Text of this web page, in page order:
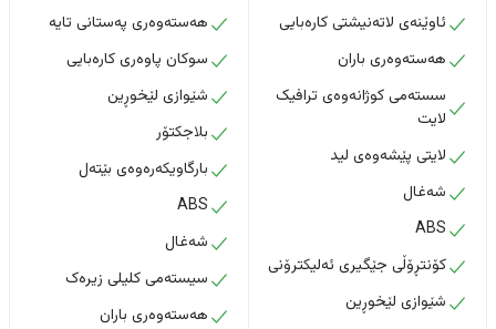
ئاوێنەی لاتەنیشتی کارەبایی
هەستەوەری باران
سستەمی کوژانەوەی ترافیک
لایت
لایتی پێشەوەی لید
شەغال
ABS
کۆنتڕۆڵی جێگیری ئەلیکترۆنی
شێوازی لێخوڕین
هەستەوەری پەستانی تایە
سوکان پاوەری کارەبایی
شێوازی لێخوڕین
بلاجکتۆر
بارگاویکەرەوەی بێتەل
ABS
شەغال
سیستەمی کلیلی زیرەک
هەستەوەری باران